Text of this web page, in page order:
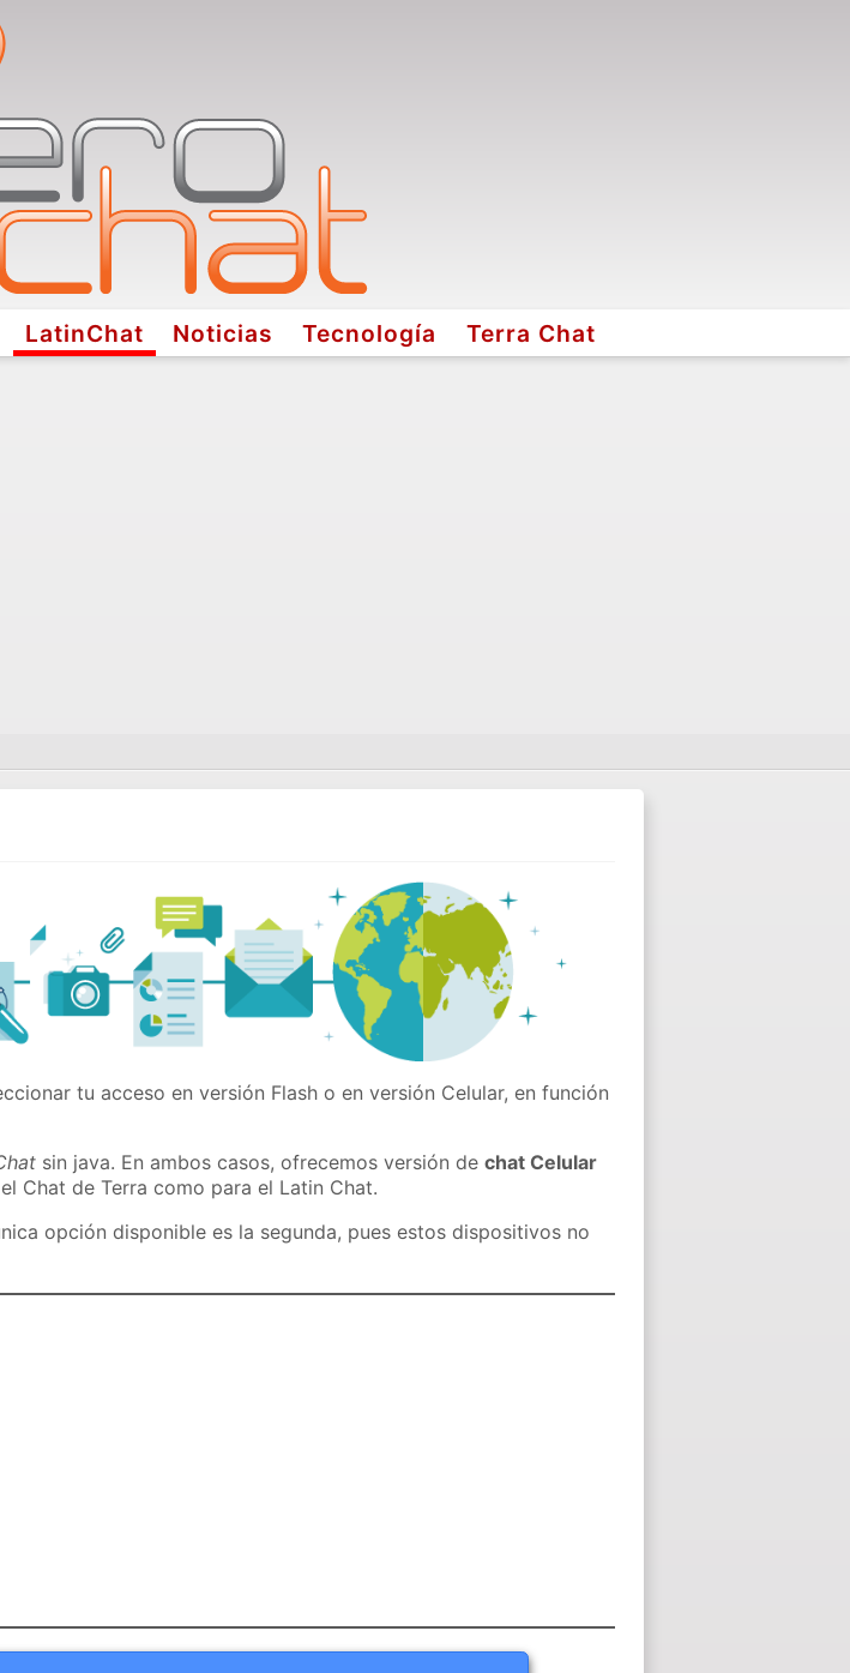
LatinChat Noticias Tecnología Terra Chat
tu acceso en versión Flash o en versión Celular, en función
sin java. En ambos casos, ofrecemos versión dechat Celular
Chat de Terra como para el Latin Chat.
opción disponible es la segunda, pues estos dispositivos no